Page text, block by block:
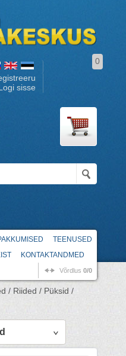
Logi sisse
0
TEENUSED
KONTAKTANDMED
Võrdlus 0/0
/ Riided / Püksid /